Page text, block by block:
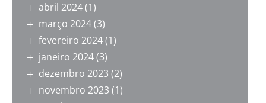
abril 2024(1)
março 2024(3)
fevereiro 2024(1)
janeiro 2024(3)
dezembro 2023 (2)
novembro 2023 (1)